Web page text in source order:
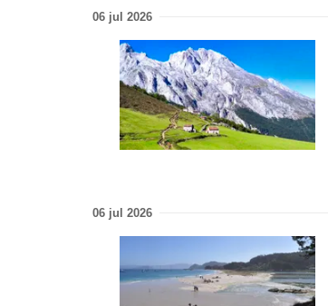
06 jul 2026
06 jul 2026